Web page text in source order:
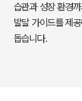
습관과 성장 환경
발달 가이드를 제
돕습니다.